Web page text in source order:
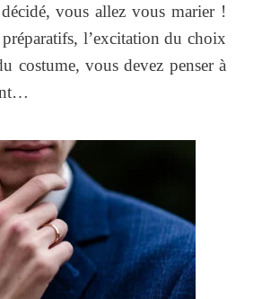
vous allez vous marier !
préparatifs, l’excitation du choix
costume, vous devez penser à